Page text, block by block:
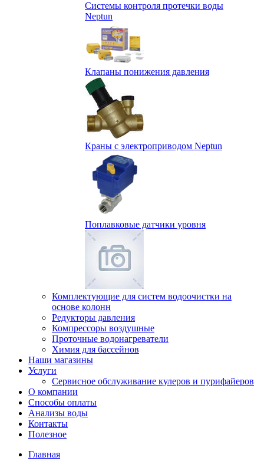
Системы контроля протечки воды
Neptun
Клапаны понижения давления
Краны с электроприводом Neptun
Поплавковые датчики уровня
Комплектующие для систем водоочистки на
основе колонн
Редукторы давления
Компрессоры воздушные
Проточные водонагреватели
Химия для бассейнов
Наши магазины
Услуги
Сервисное обслуживание кулеров и пурифайеров
О компании
Способы оплаты
Анализы воды
Контакты
Полезное
Главная